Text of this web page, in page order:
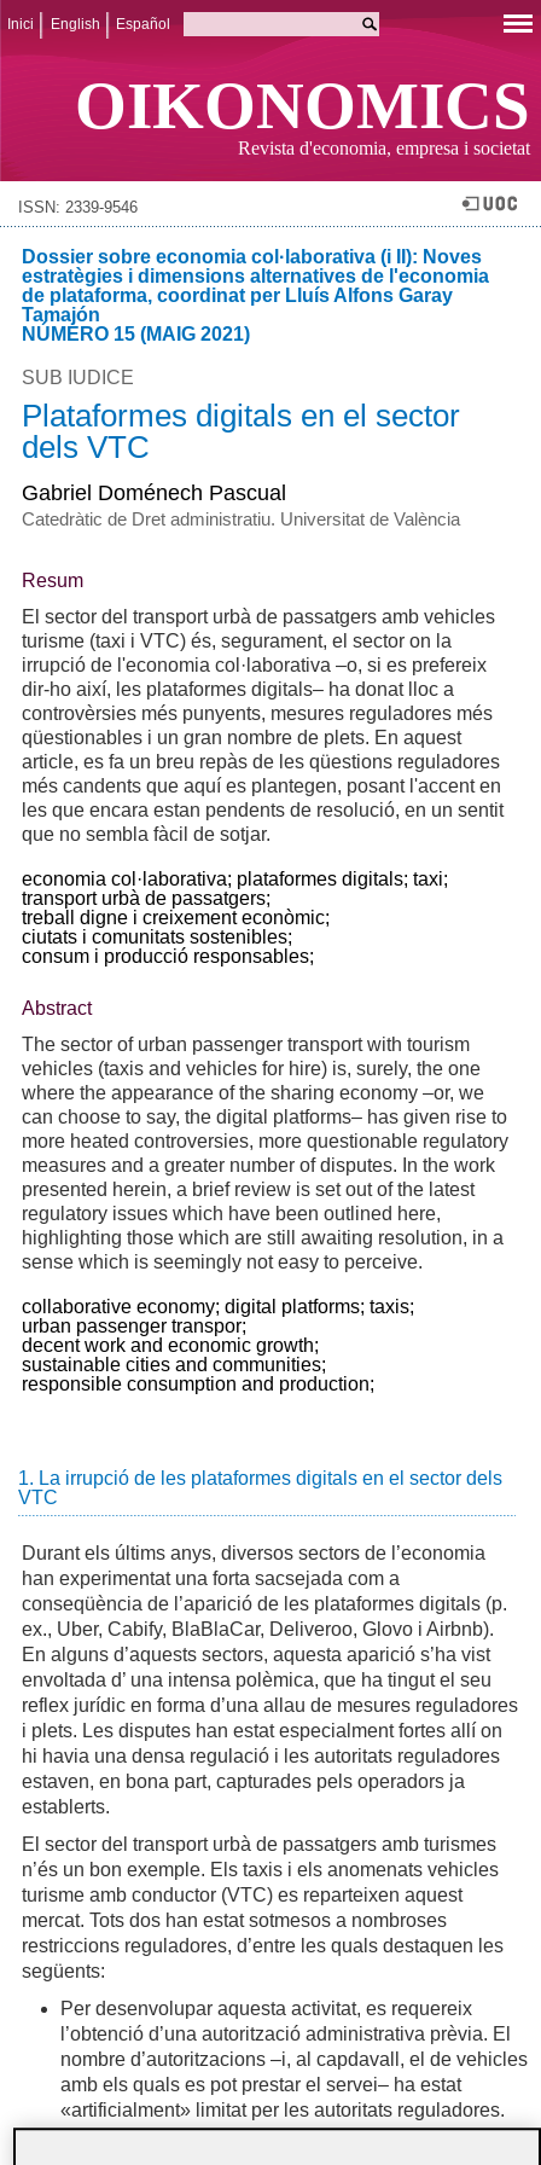
Inici English Español
OIKONOMICS
Revista d'economia, empresa i societat
ISSN: 2339-9546
Dossier sobre economia col·laborativa (i II): Noves
estratègies i dimensions alternatives de l'economia
de plataforma, coordinat per Lluís Alfons Garay
Tamajón
NÚMERO 15 (MAIG 2021)
SUB IUDICE
Plataformes digitals en el sector
dels VTC
Gabriel Doménech Pascual
Catedràtic de Dret administratiu. Universitat de València
Resum
El sector del transport urbà de passatgers amb vehicles
turisme (taxi i VTC) és, segurament, el sector on la
irrupció de l'economia col·laborativa –o, si es prefereix
dir-ho així, les plataformes digitals– ha donat lloc a
controvèrsies més punyents, mesures reguladores més
qüestionables i un gran nombre de plets. En aquest
article, es fa un breu repàs de les qüestions reguladores
més candents que aquí es plantegen, posant l'accent en
les que encara estan pendents de resolució, en un sentit
que no sembla fàcil de sotjar.
economia col·laborativa; plataformes digitals; taxi;
transport urbà de passatgers;
treball digne i creixement econòmic;
ciutats i comunitats sostenibles;
consum i producció responsables;
Abstract
The sector of urban passenger transport with tourism
vehicles (taxis and vehicles for hire) is, surely, the one
where the appearance of the sharing economy –or, we
can choose to say, the digital platforms– has given rise to
more heated controversies, more questionable regulatory
measures and a greater number of disputes. In the work
presented herein, a brief review is set out of the latest
regulatory issues which have been outlined here,
highlighting those which are still awaiting resolution, in a
sense which is seemingly not easy to perceive.
collaborative economy; digital platforms; taxis;
urban passenger transpor;
decent work and economic growth;
sustainable cities and communities;
responsible consumption and production;
1. La irrupció de les plataformes digitals en el sector dels
VTC
Durant els últims anys, diversos sectors de l’economia
han experimentat una forta sacsejada com a
conseqüència de l’aparició de les plataformes digitals (p.
ex., Uber, Cabify, BlaBlaCar, Deliveroo, Glovo i Airbnb).
En alguns d’aquests sectors, aquesta aparició s’ha vist
envoltada d’ una intensa polèmica, que ha tingut el seu
reflex jurídic en forma d’una allau de mesures reguladores
i plets. Les disputes han estat especialment fortes allí on
hi havia una densa regulació i les autoritats reguladores
estaven, en bona part, capturades pels operadors ja
establerts.
El sector del transport urbà de passatgers amb turismes
n’és un bon exemple. Els taxis i els anomenats vehicles
turisme amb conductor (VTC) es reparteixen aquest
mercat. Tots dos han estat sotmesos a nombroses
restriccions reguladores, d’entre les quals destaquen les
següents:
Per desenvolupar aquesta activitat, es requereix
l’obtenció d’una autorització administrativa prèvia. El
nombre d’autoritzacions –i, al capdavall, el de vehicles
amb els quals es pot prestar el servei– ha estat
«artificialment» limitat per les autoritats reguladores.